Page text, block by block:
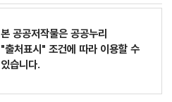
본 공공저작물은 공공누리
"출처표시" 조건에 따라 이용할 수
있습니다.